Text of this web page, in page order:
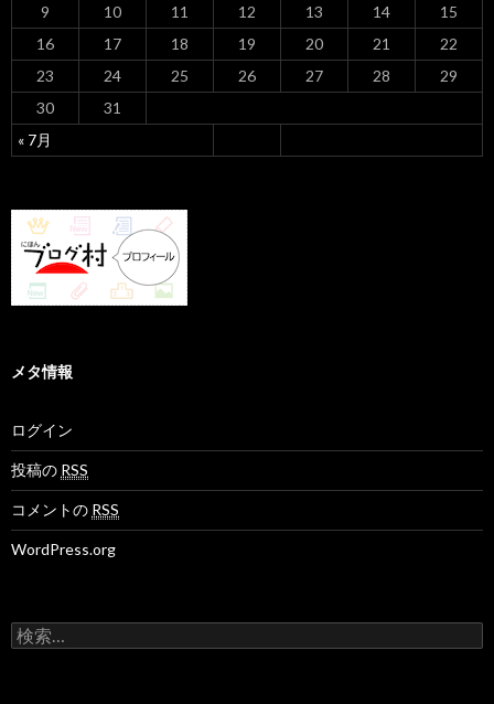
« 7月
9
10 11 12 13 14
15
16
17 18 19 20 21
22
23
24 25 26 27 28
29
30
31
メタ情報
ログイン
投稿の RSS
コメントの RSS
WordPress.org
検
索